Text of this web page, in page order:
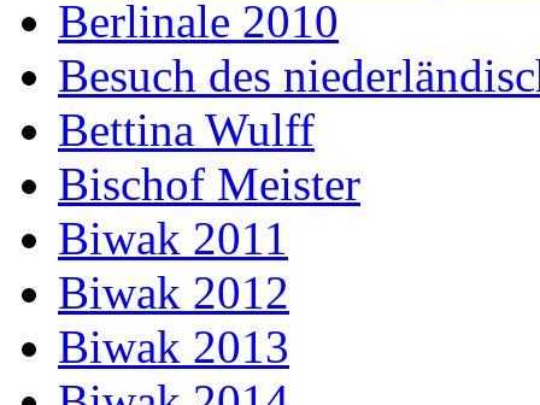
Berlinale 2010
Besuch des
Bettina Wulff
Bischof Meister
Biwak 2011
Biwak 2012
Biwak 2013